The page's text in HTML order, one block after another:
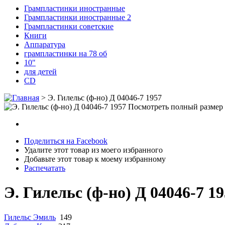
Грампластинки иностранные
Грампластинки иностранные 2
Грампластинки советские
Книги
Аппаратура
грампластинки на 78 об
10"
для детей
CD
> Э. Гилельс (ф-но) Д 04046-7 1957
Посмотреть полный размер
Поделиться на Facebook
Удалите этот товар из моего избранного
Добавьте этот товар к моему избранному
Распечатать
Э. Гилельс (ф-но) Д 04046-7
Гилельс Эмиль 149